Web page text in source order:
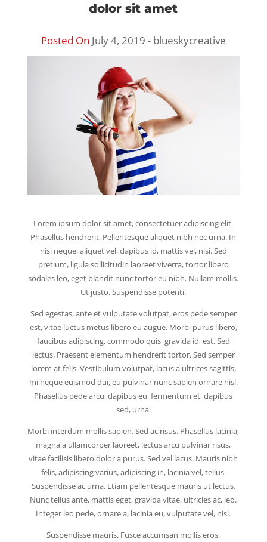
dolor sit amet
Posted On July 4, 2019 - blueskycreative
Lorem ipsum dolor sit amet, consectetuer adipiscing elit.
Phasellus hendrerit. Pellentesque aliquet nibh nec urna. In
nisi neque, aliquet vel, dapibus id, mattis vel, nisi. Sed
pretium, ligula sollicitudin laoreet viverra, tortor libero
sodales leo, eget blandit nunc tortor eu nibh. Nullam mollis.
Ut justo. Suspendisse potenti.
Sed egestas, ante et vulputate volutpat, eros pede semper
est, vitae luctus metus libero eu augue. Morbi purus libero,
faucibus adipiscing, commodo quis, gravida id, est. Sed
lectus. Praesent elementum hendrerit tortor. Sed semper
lorem at felis. Vestibulum volutpat, lacus a ultrices sagittis,
mi neque euismod dui, eu pulvinar nunc sapien ornare nisl.
Phasellus pede arcu, dapibus eu, fermentum et, dapibus
sed, urna.
Morbi interdum mollis sapien. Sed ac risus. Phasellus lacinia,
magna a ullamcorper laoreet, lectus arcu pulvinar risus,
vitae facilisis libero dolor a purus. Sed vel lacus. Mauris nibh
felis, adipiscing varius, adipiscing in, lacinia vel, tellus.
Suspendisse ac urna. Etiam pellentesque mauris ut lectus.
Nunc tellus ante, mattis eget, gravida vitae, ultricies ac, leo.
Integer leo pede, ornare a, lacinia eu, vulputate vel, nisl.
Suspendisse mauris. Fusce accumsan mollis eros.